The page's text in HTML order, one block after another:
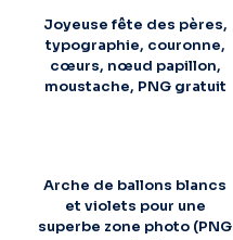
Joyeuse fête des pères,
typographie, couronne,
cœurs, nœud papillon,
moustache, PNG gratuit
Arche de ballons blancs
et violets pour une
superbe zone photo (PNG